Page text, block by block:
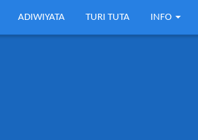
ADIWIYATA TURI TUTA INFO